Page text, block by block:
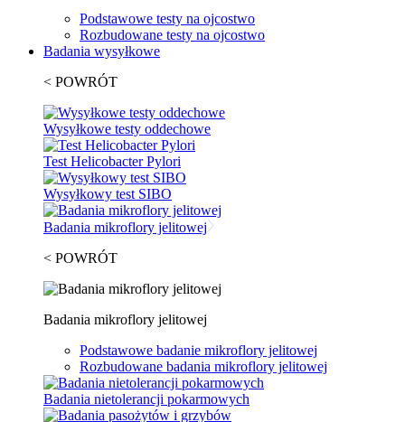
Podstawowe testy na ojcostwo
Rozbudowane testy na ojcostwo
Badania wysyłkowe
< POWRÓT
Wysyłkowe testy oddechowe
Test Helicobacter Pylori
Wysyłkowy test SIBO
Badania mikroflory jelitowej
< POWRÓT
Badania mikroflory jelitowej
Podstawowe badanie mikroflory jelitowej
Rozbudowane badania mikroflory jelitowej
Badania nietolerancji pokarmowych